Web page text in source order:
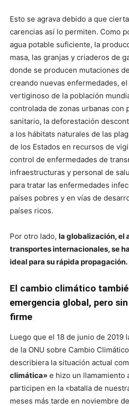
Esto se agrava debido a que
carencias así lo permiten. Como
agua potable suficiente, la
masa, las granjas y criaderos de
donde se producen mutaciones
creando nuevas enfermedades,
vertiginoso de la población
controlada de zonas urbanas con
sanitario, la deforestación
a los hábitats naturales de las
de los Estados en recursos de
control de enfermedades de
infraestructuras y personal de
para tratar las enfermedades
países pobres y en vías de
países ricos.
Por otro lado, la globalización, el
transportes internacionales, se
ideal para su rápida propagación.
El cambio climático
emergencia global, pero
firme
Luego que el 18 de junio de 2019
de la ONU sobre Cambio
describiera la situación actual
climática» e hizo un llamamiento
participen en la «batalla de
meses más tarde en noviembre